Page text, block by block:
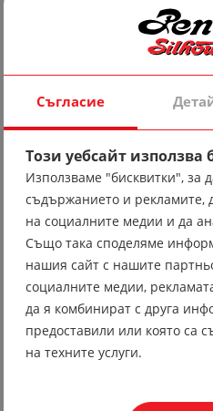
Спортно яке
Съгласие
Този уебсайт използва
Използваме "бисквитки", за
съдържанието и рекламите,
на социалните медии и да
Също така споделяме
нашия сайт с нашите
социалните медии,
да я комбинират с друга
предоставили или която са
на техните услуги.